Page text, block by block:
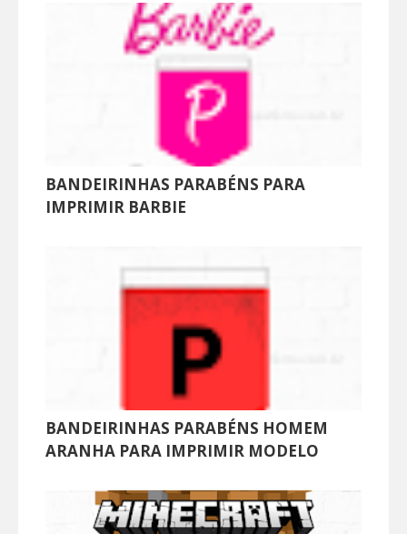
BANDEIRINHAS PARABÉNS PARA
IMPRIMIR BARBIE
BANDEIRINHAS PARABÉNS HOMEM
ARANHA PARA IMPRIMIR MODELO